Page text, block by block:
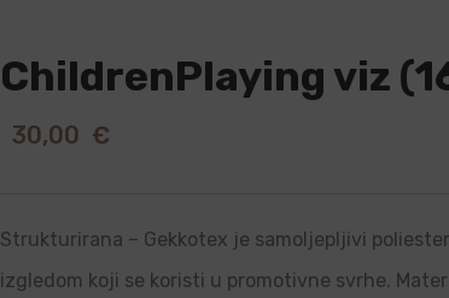
ChildrenPlaying viz
30,00 €
Strukturirana – Gekkotex je samoljepljivi
izgledom koji se koristi u promotivne svrhe.